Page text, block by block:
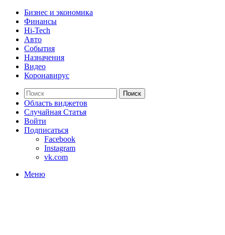
Бизнес и экономика
Финансы
Hi-Tech
Авто
События
Назначения
Видео
Коронавирус
Поиск
Область виджетов
Случайная Статья
Войти
Подписаться
Facebook
Instagram
vk.com
Меню